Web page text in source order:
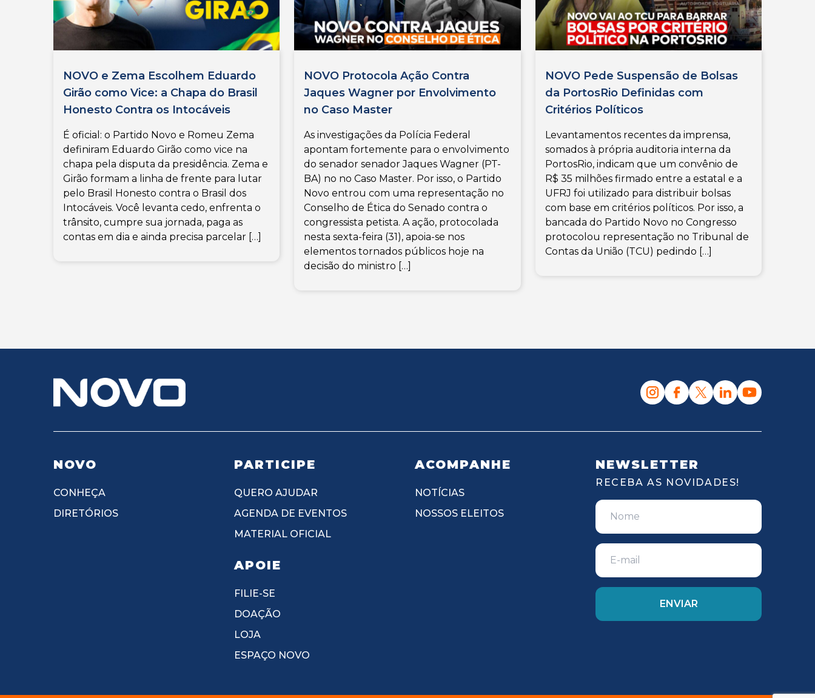
NOVO e Zema Escolhem Eduardo
Girão como Vice: a Chapa do Brasil
Honesto Contra os Intocáveis
É oficial: o Partido Novo e Romeu Zema
definiram Eduardo Girão como vice na
chapa pela disputa da presidência. Zema e
Girão formam a linha de frente para lutar
pelo Brasil Honesto contra o Brasil dos
Intocáveis. Você levanta cedo, enfrenta o
trânsito, cumpre sua jornada, paga as
contas em dia e ainda precisa parcelar […]
NOVO Protocola Ação Contra
Jaques Wagner por Envolvimento
no Caso Master
As investigações da Polícia Federal
apontam fortemente para o envolvimento
do senador senador Jaques Wagner (PT-
BA) no no Caso Master. Por isso, o Partido
Novo entrou com uma representação no
Conselho de Ética do Senado contra o
congressista petista. A ação, protocolada
nesta sexta-feira (31), apoia-se nos
elementos tornados públicos hoje na
decisão do ministro […]
NOVO Pede Suspensão de Bolsas
da PortosRio Definidas com
Critérios Políticos
Levantamentos recentes da imprensa,
somados à própria auditoria interna da
PortosRio, indicam que um convênio de
R$ 35 milhões firmado entre a estatal e a
UFRJ foi utilizado para distribuir bolsas
com base em critérios políticos. Por isso, a
bancada do Partido Novo no Congresso
protocolou representação no Tribunal de
Contas da União (TCU) pedindo […]
NOVO
CONHEÇA
DIRETÓRIOS
PARTICIPE
QUERO AJUDAR
AGENDA DE EVENTOS
MATERIAL OFICIAL
APOIE
FILIE-SE
DOAÇÃO
LOJA
ESPAÇO NOVO
ACOMPANHE
NOTÍCIAS
NOSSOS ELEITOS
NEWSLETTER
RECEBA AS NOVIDADES!